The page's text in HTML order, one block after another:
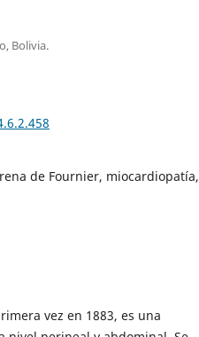
Bolivia.
de Fournier, miocardiopatía,
vez en 1883, es una